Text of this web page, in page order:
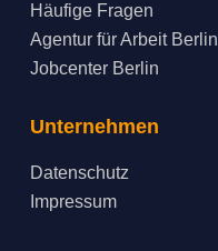
Häufige Fragen
Agentur für Arbeit Berlin
Jobcenter Berlin
Unternehmen
Datenschutz
Impressum